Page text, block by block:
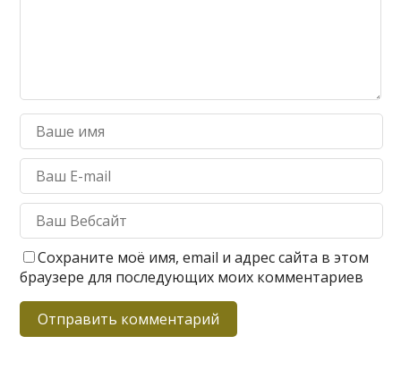
Сохраните моё имя, email и адрес сайта в этом
браузере для последующих моих комментариев